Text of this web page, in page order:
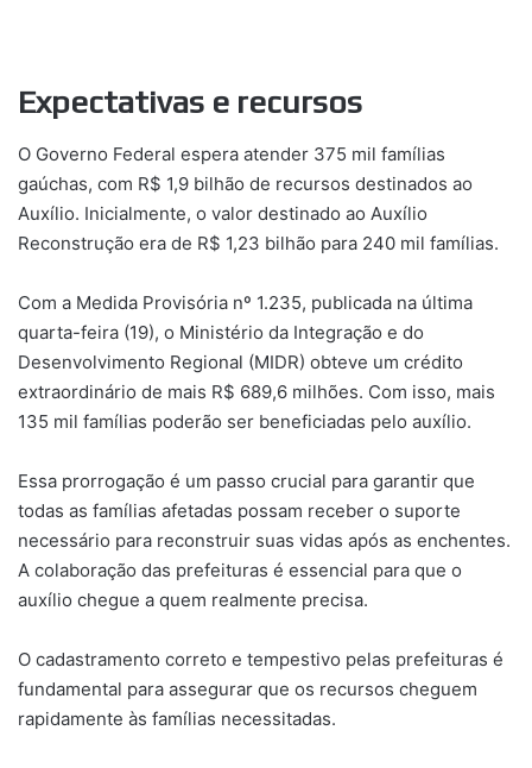
Expectativas e recursos
O Governo Federal espera atender 375 mil famílias
gaúchas, com R$ 1,9 bilhão de recursos destinados ao
Auxílio. Inicialmente, o valor destinado ao Auxílio
Reconstrução era de R$ 1,23 bilhão para 240 mil famílias.
Com a Medida Provisória nº 1.235, publicada na última
quarta-feira (19), o Ministério da Integração e do
Desenvolvimento Regional (MIDR) obteve um crédito
extraordinário de mais R$ 689,6 milhões. Com isso, mais
135 mil famílias poderão ser beneficiadas pelo auxílio.
Essa prorrogação é um passo crucial para garantir que
todas as famílias afetadas possam receber o suporte
necessário para reconstruir suas vidas após as enchentes.
A colaboração das prefeituras é essencial para que o
auxílio chegue a quem realmente precisa.
O cadastramento correto e tempestivo pelas prefeituras é
fundamental para assegurar que os recursos cheguem
rapidamente às famílias necessitadas.